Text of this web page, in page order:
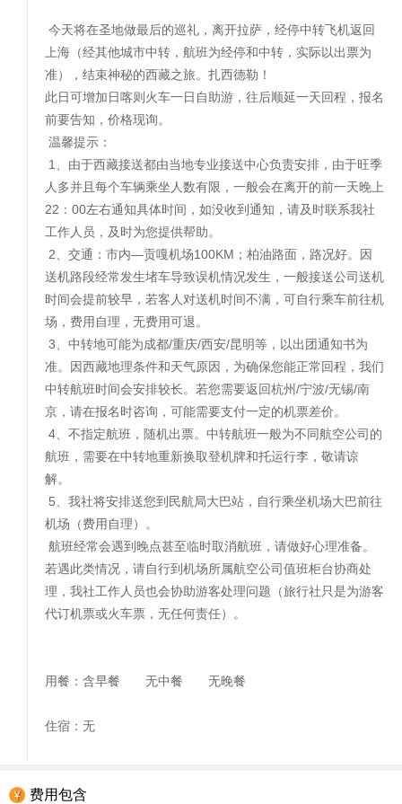
今天将在圣地做最后的巡礼，离开拉萨，经停中转飞机返回
上海（经其他城市中转，航班为经停和中转，实际以出票为
准），结束神秘的西藏之旅。扎西德勒！
此日可增加日喀则火车一日自助游，往后顺延一天回程，报名
前要告知，价格现询。
温馨提示：
1、由于西藏接送都由当地专业接送中心负责安排，由于旺季
人多并且每个车辆乘坐人数有限，一般会在离开的前一天晚上
22：00左右通知具体时间，如没收到通知，请及时联系我社
工作人员，及时为您提供帮助。
2、交通：市内—贡嘎机场100KM；柏油路面，路况好。因
送机路段经常发生堵车导致误机情况发生，一般接送公司送机
时间会提前较早，若客人对送机时间不满，可自行乘车前往机
场，费用自理，无费用可退。
3、中转地可能为成都/重庆/西安/昆明等，以出团通知书为
准。因西藏地理条件和天气原因，为确保您能正常回程，我们
中转航班时间会安排较长。若您需要返回杭州/宁波/无锡/南
京，请在报名时咨询，可能需要支付一定的机票差价。
4、不指定航班，随机出票。中转航班一般为不同航空公司的
航班，需要在中转地重新换取登机牌和托运行李，敬请谅
解。
5、我社将安排送您到民航局大巴站，自行乘坐机场大巴前往
机场（费用自理）。
航班经常会遇到晚点甚至临时取消航班，请做好心理准备。
若遇此类情况，请自行到机场所属航空公司值班柜台协商处
理，我社工作人员也会协助游客处理问题（旅行社只是为游客
代订机票或火车票，无任何责任）。
用餐：含早餐 无中餐 无晚餐
住宿：无
费用包含